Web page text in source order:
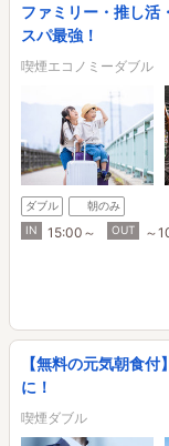
ファミリー・推し活
スパ最強！
喫煙エコノミーダブル
ダブル
朝のみ
IN
15:00～ OUT ～
【無料の元気朝食
に！
喫煙ダブル